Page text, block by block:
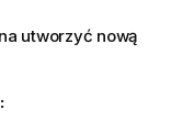
utworzyć nową